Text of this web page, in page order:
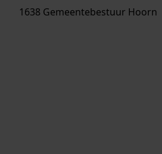
1638 Gemeentebestuur Hoorn